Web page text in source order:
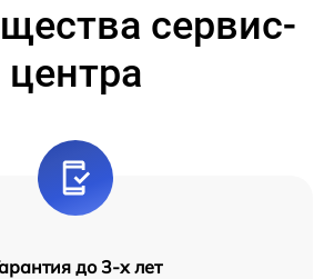
сервис-
центра
до 3-х лет